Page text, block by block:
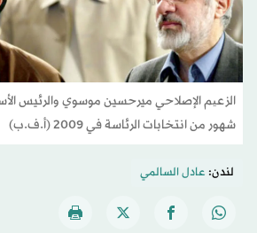
الزعیم الإصلاحي ميرحسين موسوي والرئيس
شهور من انتخابات الرئاسة في 2009 (أ.ف.ب)
لندن: عادل السالمي